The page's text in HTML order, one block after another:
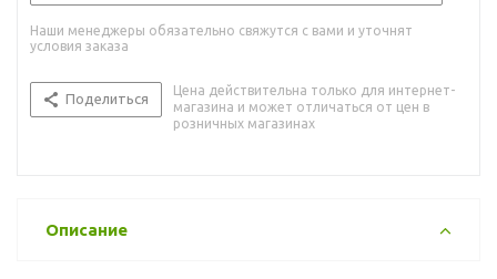
Наши менеджеры обязательно свяжутся с вами и уточнят
условия заказа
Поделиться
Цена действительна только для интернет-
магазина и может отличаться от цен в
розничных магазинах
Описание